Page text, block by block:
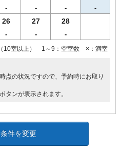
- - - -
26
-
27
-
28
-
10室以上） 1～9：空室数 ×：満室
点の状況ですので、予約時にお取り
タンが表示されます。
件を変更